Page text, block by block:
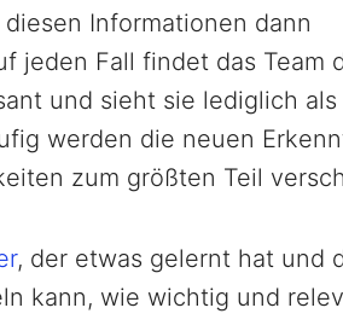
Informationen dann
jeden Fall findet das Team
und sieht sie lediglich als
werden die neuen
zum größten Teil
, der etwas gelernt hat und
kann, wie wichtig und